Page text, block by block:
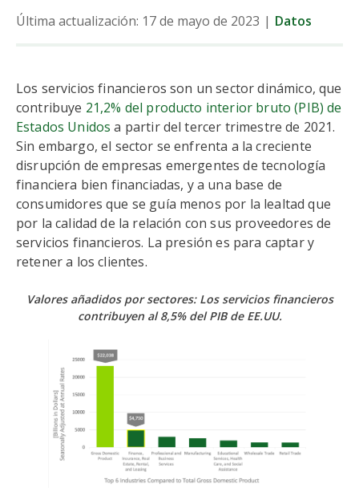
Última actualización: 17 de mayo de 2023 | Datos
Los servicios financieros son un sector dinámico, que
contribuye 21,2% del producto interior bruto (PIB) de
Estados Unidos a partir del tercer trimestre de 2021.
Sin embargo, el sector se enfrenta a la creciente
disrupción de empresas emergentes de tecnología
financiera bien financiadas, y a una base de
consumidores que se guía menos por la lealtad que
por la calidad de la relación con sus proveedores de
servicios financieros. La presión es para captar y
retener a los clientes.
Valores añadidos por sectores: Los servicios financieros
contribuyen al 8,5% del PIB de EE.UU.